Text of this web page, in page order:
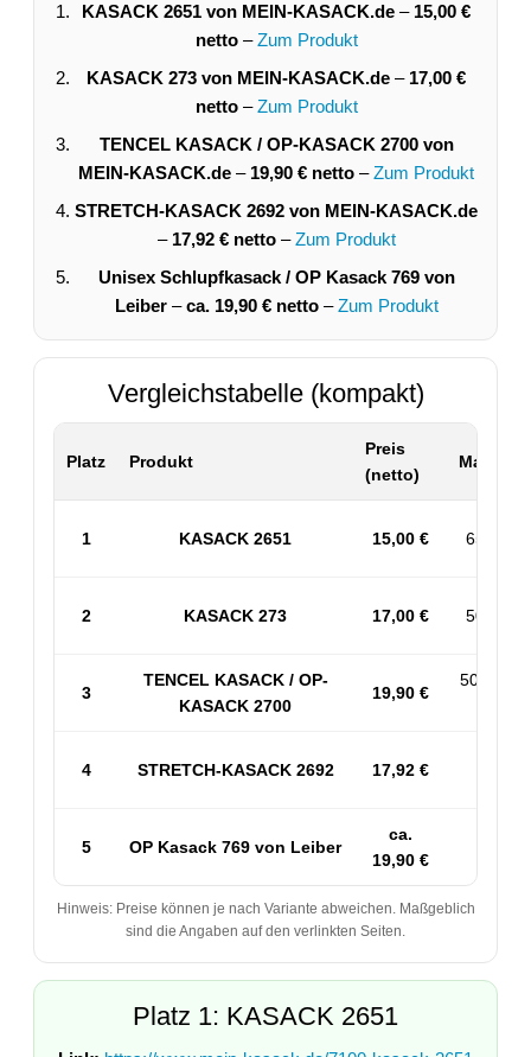
KASACK 2651 von MEIN-KASACK.de – 15,00 €
netto–Zum Produkt
KASACK 273 von MEIN-KASACK.de – 17,00 €
netto–Zum Produkt
TENCEL KASACK / OP-KASACK 2700 von
MEIN-KASACK.de – 19,90 € netto –Zum Produkt
STRETCH-KASACK 2692 von MEIN-KASACK.de
– 17,92 € netto–Zum Produkt
Unisex Schlupfkasack / OP Kasack 769 von
Leiber–ca. 19,90 € netto–Zum Produkt
Vergleichstabelle (kompakt)
Platz Produkt
Preis
(netto)
Material
1 KASACK 2651 15,00 € 65%
2 KASACK 273 17,00 € 50%
3
TENCEL KASACK / OP-
KASACK 2700
19,90 €
50%
4 STRETCH-KASACK 2692 17,92 €
5 OP Kasack 769 von Leiber
ca.
19,90 €
Hinweis: Preise können je nach Variante abweichen. Maßgeblich
sind die Angaben auf den verlinkten Seiten.
Platz 1: KASACK 2651